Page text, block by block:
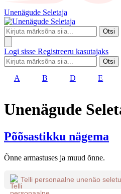
Unenägude Seletaja
Otsi
Logi sisse Registreeru kasutajaks
Otsi
A B D E
Unenägude
Põõsastikku nägema
Õnne armastuses ja muud õnne.
Telli personaalne unenäo